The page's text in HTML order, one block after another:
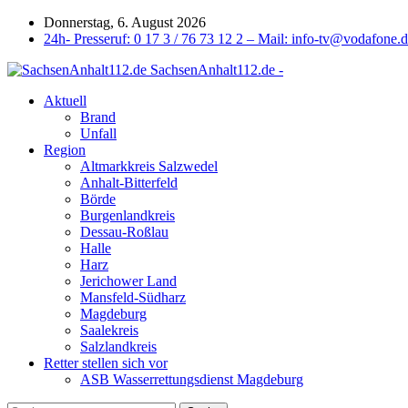
Donnerstag, 6. August 2026
24h- Presseruf: 0 17 3 / 76 73 12 2 – Mail: info-
SachsenAnhalt112.de -
Aktuell
Brand
Unfall
Region
Altmarkkreis Salzwedel
Anhalt-Bitterfeld
Börde
Burgenlandkreis
Dessau-Roßlau
Halle
Harz
Jerichower Land
Mansfeld-Südharz
Magdeburg
Saalekreis
Salzlandkreis
Retter stellen sich vor
ASB Wasserrettungsdienst Magdeburg